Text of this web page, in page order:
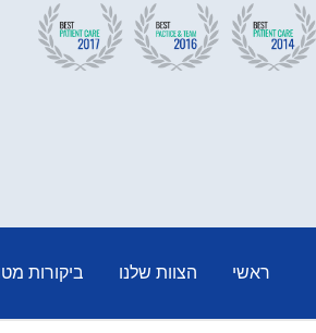
ראשי הצוות שלנו ביקורות